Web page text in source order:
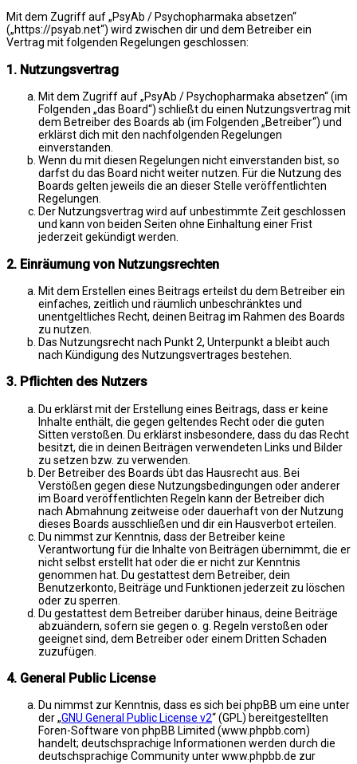
Mit dem Zugriff auf „PsyAb / Psychopharmaka absetzen“
(„https://psyab.net“) wird zwischen dir und dem Betreiber ein
Vertrag mit folgenden Regelungen geschlossen:
1. Nutzungsvertrag
Mit dem Zugriff auf „PsyAb / Psychopharmaka absetzen“ (im
Folgenden „das Board“) schließt du einen Nutzungsvertrag mit
dem Betreiber des Boards ab (im Folgenden „Betreiber“) und
erklärst dich mit den nachfolgenden Regelungen
einverstanden.
Wenn du mit diesen Regelungen nicht einverstanden bist, so
darfst du das Board nicht weiter nutzen. Für die Nutzung des
Boards gelten jeweils die an dieser Stelle veröffentlichten
Regelungen.
Der Nutzungsvertrag wird auf unbestimmte Zeit geschlossen
und kann von beiden Seiten ohne Einhaltung einer Frist
jederzeit gekündigt werden.
2. Einräumung von Nutzungsrechten
Mit dem Erstellen eines Beitrags erteilst du dem Betreiber ein
einfaches, zeitlich und räumlich unbeschränktes und
unentgeltliches Recht, deinen Beitrag im Rahmen des Boards
zu nutzen.
Das Nutzungsrecht nach Punkt 2, Unterpunkt a bleibt auch
nach Kündigung des Nutzungsvertrages bestehen.
3. Pflichten des Nutzers
Du erklärst mit der Erstellung eines Beitrags, dass er keine
Inhalte enthält, die gegen geltendes Recht oder die guten
Sitten verstoßen. Du erklärst insbesondere, dass du das Recht
besitzt, die in deinen Beiträgen verwendeten Links und Bilder
zu setzen bzw. zu verwenden.
Der Betreiber des Boards übt das Hausrecht aus. Bei
Verstößen gegen diese Nutzungsbedingungen oder anderer
im Board veröffentlichten Regeln kann der Betreiber dich
nach Abmahnung zeitweise oder dauerhaft von der Nutzung
dieses Boards ausschließen und dir ein Hausverbot erteilen.
Du nimmst zur Kenntnis, dass der Betreiber keine
Verantwortung für die Inhalte von Beiträgen übernimmt, die er
nicht selbst erstellt hat oder die er nicht zur Kenntnis
genommen hat. Du gestattest dem Betreiber, dein
Benutzerkonto, Beiträge und Funktionen jederzeit zu löschen
oder zu sperren.
Du gestattest dem Betreiber darüber hinaus, deine Beiträge
abzuändern, sofern sie gegen o. g. Regeln verstoßen oder
geeignet sind, dem Betreiber oder einem Dritten Schaden
zuzufügen.
4. General Public License
Du nimmst zur Kenntnis, dass es sich bei phpBB um eine unter
der „GNU General Public License v2“ (GPL) bereitgestellten
Foren-Software von phpBB Limited (www.phpbb.com)
handelt; deutschsprachige Informationen werden durch die
deutschsprachige Community unter www.phpbb.de zur